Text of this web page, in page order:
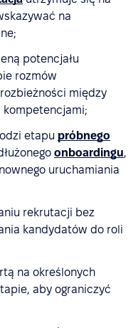
na
potencjału
rozmów
między
etapu próbnego
onboardingu,
uruchamiania
rekrutacji bez
kandydatów do roli
na określonych
aby ograniczyć